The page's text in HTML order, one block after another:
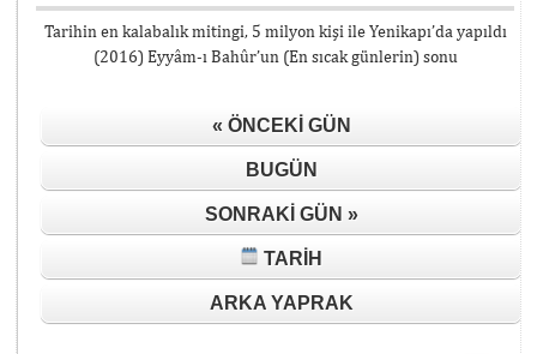
Tarihin en kalabalık mitingi, 5 milyon kişi ile Yenikapı’da yapıldı
(2016) Eyyâm-ı Bahûr’un (En sıcak günlerin) sonu
« ÖNCEKI GÜN
BUGÜN
SONRAKI GÜN »
TARIH
ARKA YAPRAK